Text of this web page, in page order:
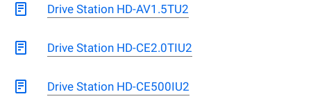
Drive Station HD-AV1.5TU2
Drive Station HD-CE2.0TIU2
Drive Station HD-CE500IU2